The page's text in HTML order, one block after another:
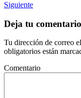
Siguiente
Deja tu comentario
Tu dirección de correo
obligatorios están
Comentario